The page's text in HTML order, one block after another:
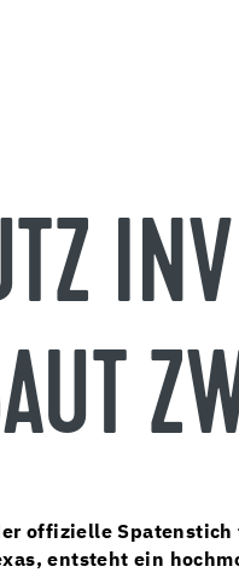
offizielle Spatenstich
entsteht ein